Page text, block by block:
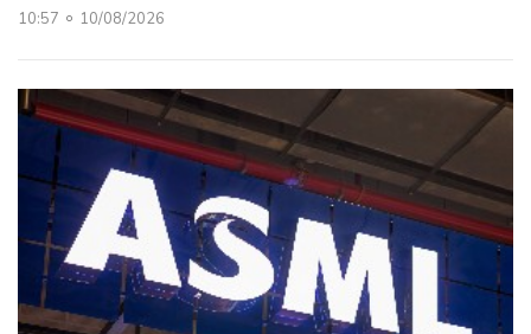
10:57 10/08/2026